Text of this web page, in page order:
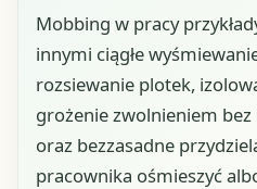
Mobbing w pracy
innymi ciągłe
rozsiewanie plotek,
grożenie zwolnieniem
oraz bezzasadne
pracownika ośmieszyć